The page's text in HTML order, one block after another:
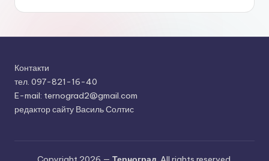
Контакти
тел. 097-821-16-40
E-mail: ternograd2@gmail.com
редактор сайту Василь Солтис